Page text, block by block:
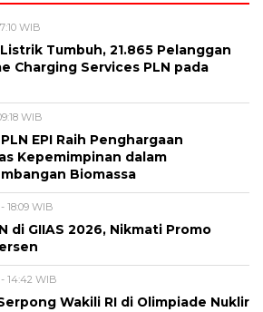
WIB
Tumbuh, 21.865 Pelanggan
Charging Services PLN pada
WIB
EPI Raih Penghargaan
Kepemimpinan dalam
Biomassa
18:09 WIB
di GIIAS 2026, Nikmati Promo
14:42 WIB
Wakili RI di Olimpiade Nuklir